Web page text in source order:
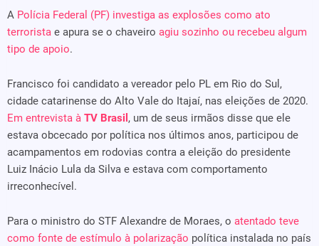
A Polícia Federal (PF) investiga as explosões como ato
terrorista e apura se o chaveiro agiu sozinho ou recebeu algum
tipo de apoio.
Francisco foi candidato a vereador pelo PL em Rio do Sul,
cidade catarinense do Alto Vale do Itajaí, nas eleições de 2020.
Em entrevista à TV Brasil , um de seus irmãos disse que ele
estava obcecado por política nos últimos anos, participou de
acampamentos em rodovias contra a eleição do presidente
Luiz Inácio Lula da Silva e estava com comportamento
irreconhecível.
Para o ministro do STF Alexandre de Moraes, o atentado teve
como fonte de estímulo à polarização política instalada no país